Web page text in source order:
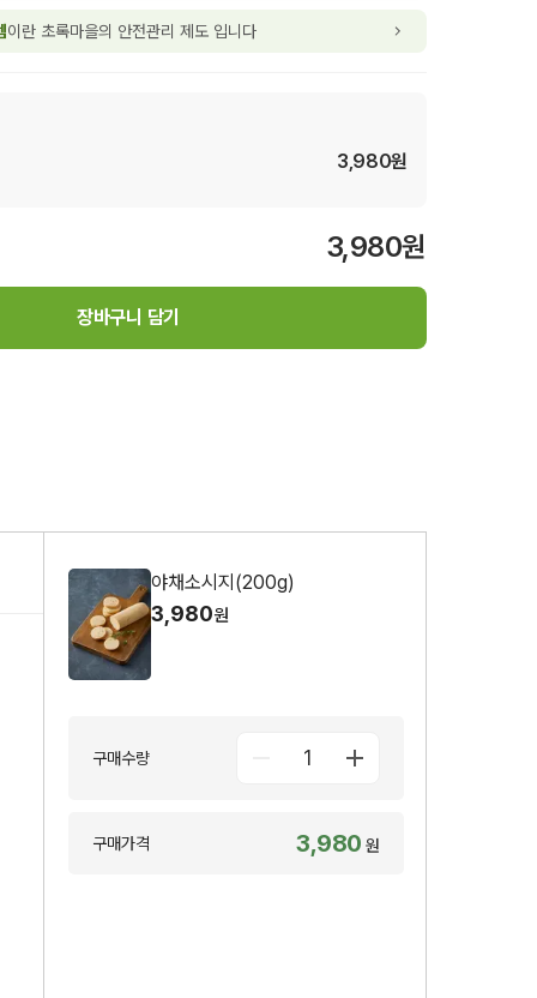
이란 초록마을의 안전관리 제도 입니다
3,980원
3,980원
장바구니 담기
야채소시지(200g)
3,980원
구매수량 1
구매가격 3,980 원